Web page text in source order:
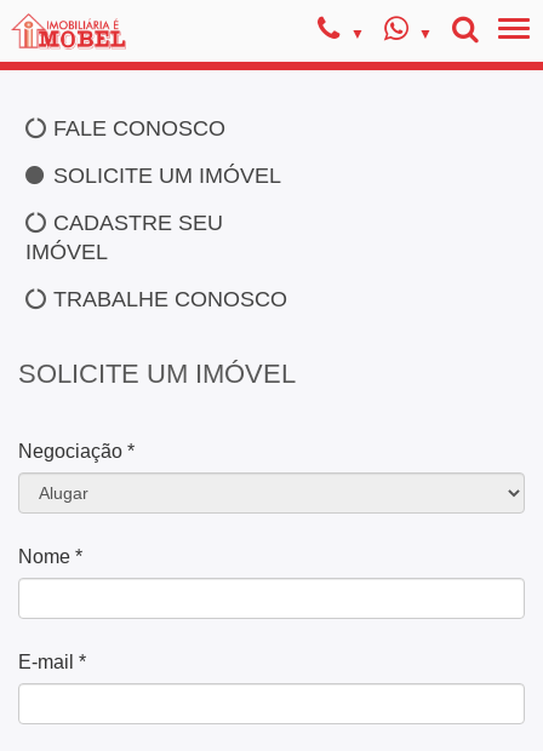
FALE CONOSCO
SOLICITE UM IMÓVEL
CADASTRE SEU
IMÓVEL
TRABALHE CONOSCO
SOLICITE UM IMÓVEL
Negociação *
Nome *
E-mail *